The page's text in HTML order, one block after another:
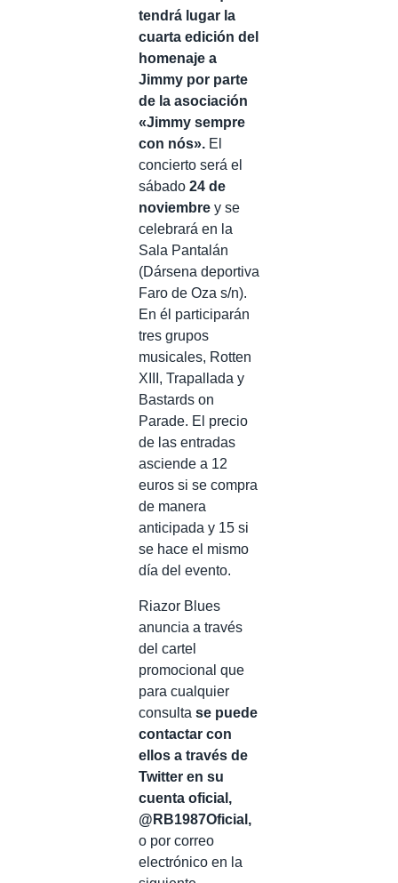
tendrá lugar la
cuarta edición del
homenaje a
Jimmy por parte
de la asociación
«Jimmy sempre
con nós». El
concierto será el
sábado 24 de
noviembre y se
celebrará en la
Sala Pantalán
(Dársena deportiva
Faro de Oza s/n).
En él participarán
tres grupos
musicales, Rotten
XIII, Trapallada y
Bastards on
Parade. El precio
de las entradas
asciende a 12
euros si se compra
de manera
anticipada y 15 si
se hace el mismo
día del evento.
Riazor Blues
anuncia a través
del cartel
promocional que
para cualquier
consulta se puede
contactar con
ellos a través de
Twitter en su
cuenta oficial,
@RB1987Oficial,
o por correo
electrónico en la